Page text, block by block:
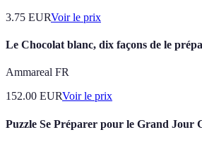
3.75 EURVoir le prix
Le Chocolat blanc, dix façons de le
Ammareal FR
152.00 EURVoir le prix
Puzzle Se Préparer pour le Grand Jour